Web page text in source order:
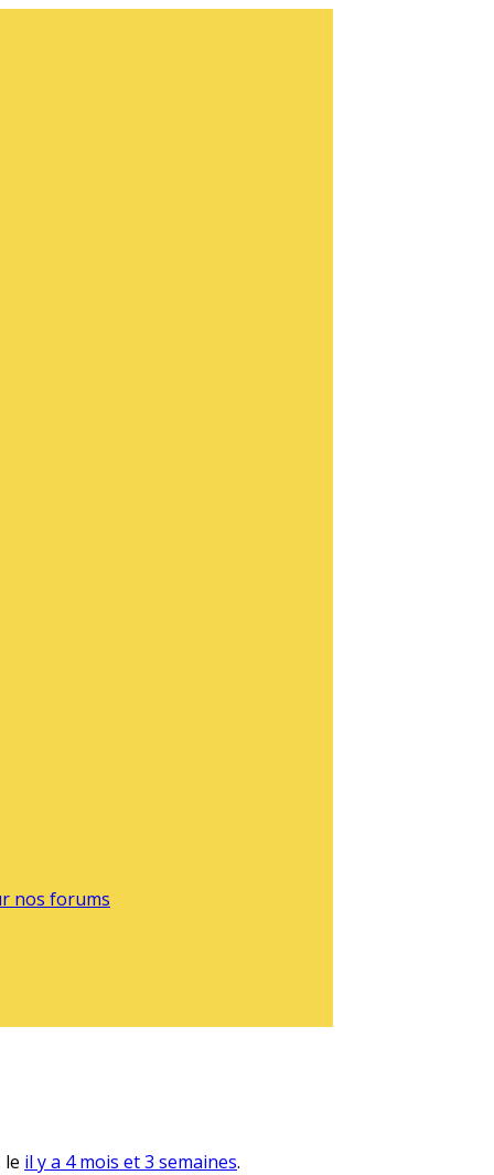
nos forums
le il y a 4 mois et 3 semaines.